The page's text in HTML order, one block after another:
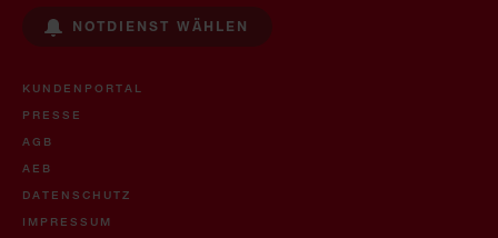
NOTDIENST WÄHLEN
KUNDENPORTAL
PRESSE
AGB
AEB
DATENSCHUTZ
IMPRESSUM